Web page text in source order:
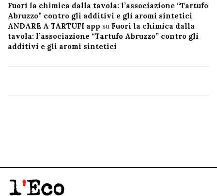
Fuori la chimica dalla tavola: l’associazione “Tartufo
Abruzzo” contro gli additivi e gli aromi sintetici
ANDARE A TARTUFI app su Fuori la chimica dalla
tavola: l’associazione “Tartufo Abruzzo” contro gli
additivi e gli aromi sintetici